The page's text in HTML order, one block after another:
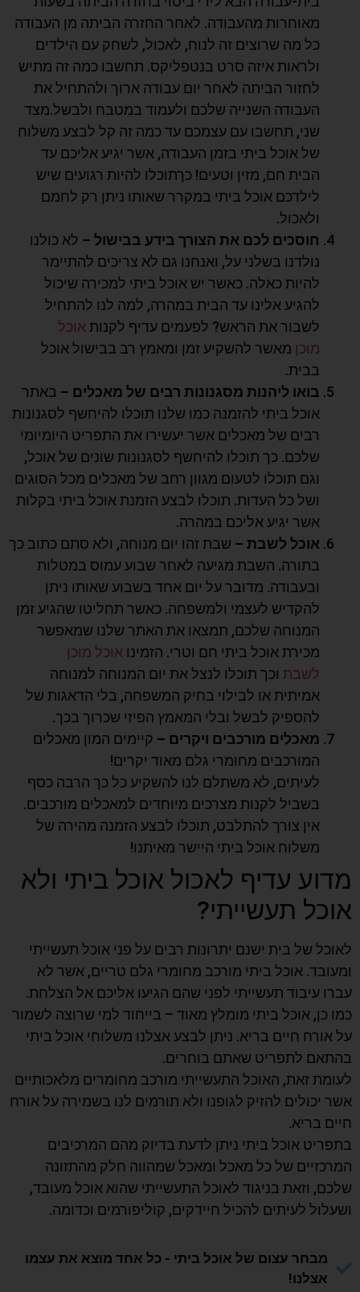
מאוחרות מהעבודה. לאחר החזרה הביתה מן העבודה
כל מה שרוצים זה לנוח, לאכול, לשחק עם הילדים
ולראות איזה סרט בנטפליקס. תחשבו כמה זה מתיש
לחזור הביתה לאחר יום עבודה ארוך ולהתחיל את
העבודה השנייה שלכם ולעמוד במטבח ולבשל.מצד
שני, תחשבו עם עצמכם עד כמה זה קל לבצע משלוח
של אוכל ביתי בזמן העבודה, אשר יגיע אליכם עד
הבית חם, מזין וטעים! כךתוכלו להיות רגועים שיש
לילדכם אוכל ביתי במקרר שאותו ניתן רק לחמם
ולאכול.
חוסכים לכם את הצורך בידע בבישול – לא כולנו
נולדנו בשלני על, ואנחנו גם לא צריכים להתיימר
להיות כאלה. כאשר יש אוכל ביתי למכירה שיכול
להגיע אלינו עד הבית במהרה, למה לנו להתחיל
לשבור את הראש? לפעמים עדיף לקנותאוכל
מוכן מאשר להשקיע זמן ומאמץ רב בבישול אוכל
בבית.
בואו ליהנות מסגנונות רבים של מאכלים – באתר
אוכל ביתי להזמנה כמו שלנו תוכלו להיחשף לסגנונות
רבים של מאכלים אשר יעשירו את התפריט היומיומי
שלכם. כך תוכלו להיחשף לסגנונות שונים של אוכל,
וגם תוכלו לטעום מגוון רחב של מאכלים מכל הסוגים
ושל כל העדות. תוכלו לבצע הזמנת אוכל ביתי בקלות
אשר יגיע אליכם במהרה.
אוכל לשבת – שבת זהו יום מנוחה, ולא סתם כתוב כך
בתורה. השבת מגיעה לאחר שבוע עמוס במטלות
ובעבודה. מדובר על יום אחד בשבוע שאותו ניתן
להקדיש לעצמי ולמשפחה. כאשר תחליטו שהגיע זמן
המנוחה שלכם, תמצאו את האתר שלנו שמאפשר
מכירת אוכל ביתי חם וטרי. הזמינו אוכל מוכן
לשבת וכך תוכלו לנצל את יום המנוחה למנוחה
אמיתית או לבילוי בחיק המשפחה, בלי הדאגות של
להספיק לבשל ובלי המאמץ הפיזי שכרוך בכך.
מאכלים מורכבים ויקרים – קיימים המון מאכלים
המורכבים מחומרי גלם מאוד יקרים!
לעיתים, לא משתלם לנו להשקיע כל כך הרבה כסף
בשביל לקנות מצרכים מיוחדים למאכלים מורכבים.
אין צורך להתלבט, תוכלו לבצע הזמנה מהירה של
משלוח אוכל ביתי היישר מאיתנו!
מדוע עדיף לאכול אוכל ביתי ולא
אוכל תעשייתי?
לאוכל של בית ישנם יתרונות רבים על פני אוכל תעשייתי
ומעובד. אוכל ביתי מורכב מחומרי גלם טריים, אשר לא
עברו עיבוד תעשייתי לפני שהם הגיעו אליכם אל הצלחת.
כמו כן, אוכל ביתי מומלץ מאוד – בייחוד למי שרוצה לשמור
על אורח חיים בריא. ניתן לבצע אצלנו משלוחי אוכל ביתי
בהתאם לתפריט שאתם בוחרים.
לעומת זאת, האוכל התעשייתי מורכב מחומרים מלאכותיים
אשר יכולים להזיק לגופנו ולא תורמים לנו בשמירה על אורח
חיים בריא.
בתפריט אוכל ביתי ניתן לדעת בדיוק מהם המרכיבים
המרכזיים של כל מאכל ומאכל שמהווה חלק מהתזונה
שלכם, וזאת בניגוד לאוכל התעשייתי שהוא אוכל מעובד,
ושעלול לעיתים להכיל חיידקים, קוליפורמים וכדומה.
מבחר עצום של אוכל ביתי - כל אחד מוצא את עצמו
אצלנו!